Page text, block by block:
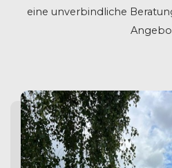
eine unverbindliche